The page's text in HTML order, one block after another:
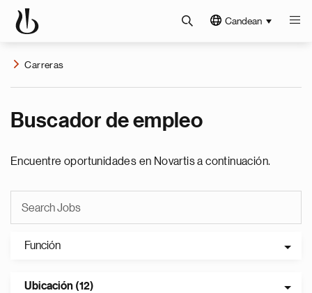
Candean
Carreras
Buscador de empleo
Encuentre oportunidades en Novartis a continuación.
Función
Ubicación (12)